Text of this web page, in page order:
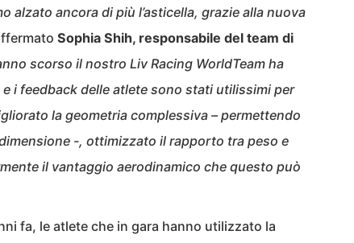
alzato ancora di più l’asticella, grazie alla nuova
Sophia Shih, responsabile del team di
scorso il nostro Liv Racing WorldTeam ha
i feedback delle atlete sono stati utilissimi per
la geometria complessiva – permettendo
-, ottimizzato il rapporto tra peso e
il vantaggio aerodinamico che questo può
fa, le atlete che in gara hanno utilizzato la